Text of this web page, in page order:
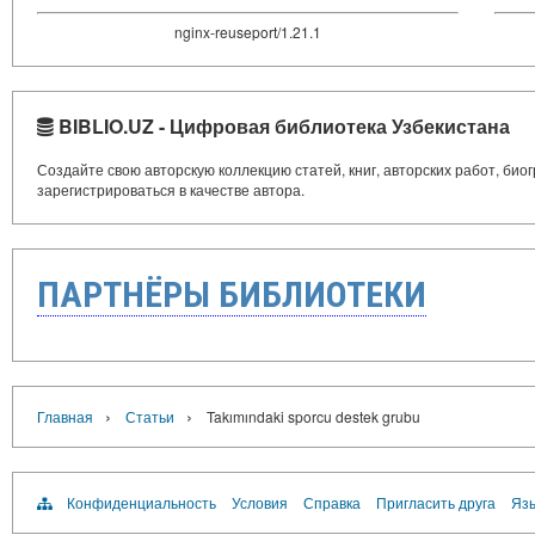
nginx-reuseport/1.21.1
BIBLIO.UZ - Цифровая библиотека Узбекистана
Создайте свою авторскую коллекцию статей, книг, авторских работ,
зарегистрироваться в качестве автора.
ПАРТНЁРЫ БИБЛИОТЕКИ
Главная › Статьи › Takımındaki sporcu destek grubu
Конфиденциальность Условия Справка Пригласить друга